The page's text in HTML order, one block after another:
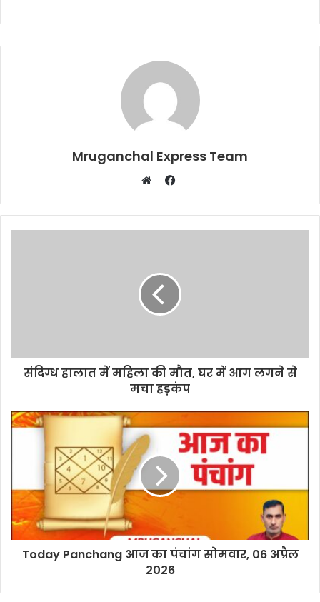
Mruganchal Express Team
Facebook
संदिग्ध हालात में महिला की मौत, घर में आग लगने से
मचा हड़कंप
Today Panchang आज का पंचांग सोमवार, 06 अप्रैल
2026